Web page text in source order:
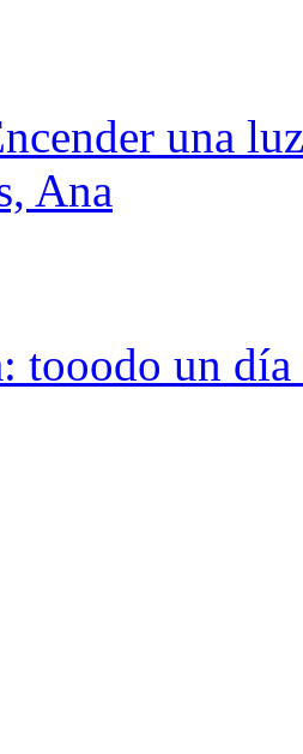
una luz
Ana
tooodo un día